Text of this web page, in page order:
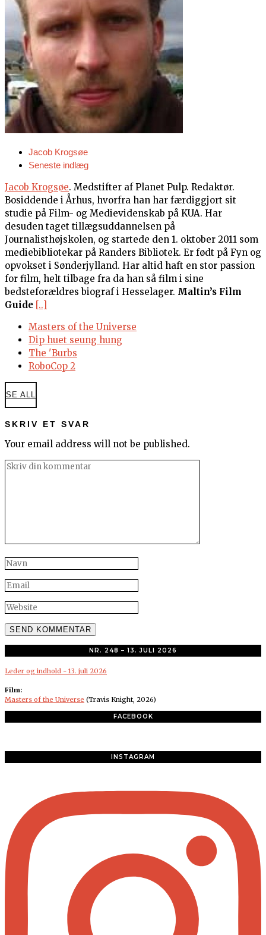
Jacob Krogsøe
Seneste indlæg
Jacob Krogsøe. Medstifter af Planet Pulp. Redaktør.
Bosiddende i Århus, hvorfra han har færdiggjort sit
studie på Film- og Medievidenskab på KUA. Har
desuden taget tillægsuddannelsen på
Journalisthøjskolen, og startede den 1. oktober 2011 som
mediebibliotekar på Randers Bibliotek. Er født på Fyn og
opvokset i Sønderjylland. Har altid haft en stor passion
for film, helt tilbage fra da han så film i sine
bedsteforældres biograf i Hesselager. Maltin’s Film
Guide [..]
Masters of the Universe
Dip huet seung hung
The 'Burbs
RoboCop 2
SE ALL
SKRIV ET SVAR
Your email address will not be published.
NR. 248 – 13. JULI 2026
Leder og indhold - 13. juli 2026
Film:
Masters of the Universe (Travis Knight, 2026)
FACEBOOK
INSTAGRAM